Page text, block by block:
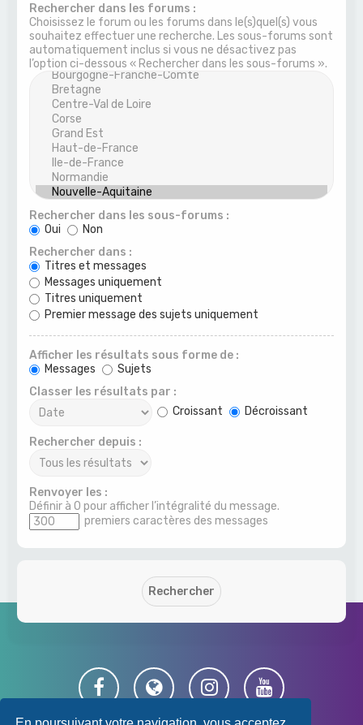
Rechercher dans les forums :
Choisissez le forum ou les forums dans le(s)quel(s) vous
souhaitez effectuer une recherche. Les sous-forums sont
automatiquement inclus si vous ne désactivez pas
l’option ci-dessous « Rechercher dans les sous-forums ».
Rechercher dans les sous-forums :
Oui
Non
Rechercher dans :
Titres et messages
Messages uniquement
Titres uniquement
Premier message des sujets uniquement
Afficher les résultats sous forme de :
Messages
Sujets
Classer les résultats par :
Croissant
Décroissant
Rechercher depuis :
Renvoyer les :
Définir à 0 pour afficher l’intégralité du message.
premiers caractères des messages